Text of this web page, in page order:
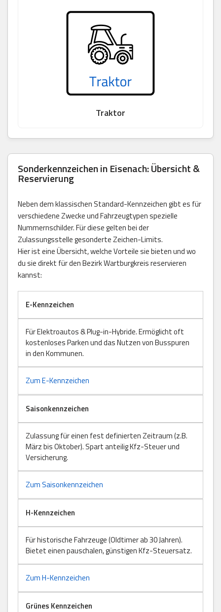
Traktor
Sonderkennzeichen in Eisenach: Übersicht &
Reservierung
Neben dem klassischen Standard-Kennzeichen gibt es für
verschiedene Zwecke und Fahrzeugtypen spezielle
Nummernschilder. Für diese gelten bei der
Zulassungsstelle gesonderte Zeichen-Limits.
Hier ist eine Übersicht, welche Vorteile sie bieten und wo
du sie direkt für den Bezirk Wartburgkreis reservieren
kannst:
E-Kennzeichen
Für Elektroautos & Plug-in-Hybride. Ermöglicht oft
kostenloses Parken und das Nutzen von Busspuren
in den Kommunen.
Zum E-Kennzeichen
Saisonkennzeichen
Zulassung für einen fest definierten Zeitraum (z.B.
März bis Oktober). Spart anteilig Kfz-Steuer und
Versicherung.
Zum Saisonkennzeichen
H-Kennzeichen
Für historische Fahrzeuge (Oldtimer ab 30 Jahren).
Bietet einen pauschalen, günstigen Kfz-Steuersatz.
Zum H-Kennzeichen
Grünes Kennzeichen